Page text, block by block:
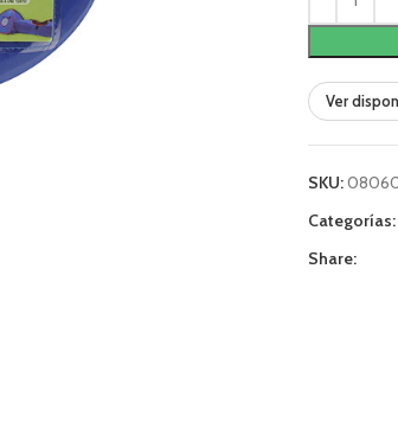
Ver
SKU:
Categorías:
Share: